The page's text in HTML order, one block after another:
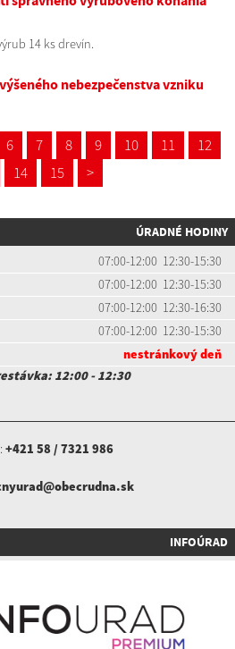
14 ks drevín.
nebezpečenstva vzniku
6 7 8 9 10 11
12
14 15 >
ÚRADNÉ HODINY
07:00-12:00 12:30-15:30
07:00-12:00 12:30-15:30
07:00-12:00 12:30-16:30
07:00-12:00 12:30-15:30
nestránkový deň
12:00 - 12:30
+421 58 / 7321 986
INFOÚRAD